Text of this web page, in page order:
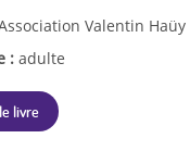
Valentin Haüy
: adulte
livre